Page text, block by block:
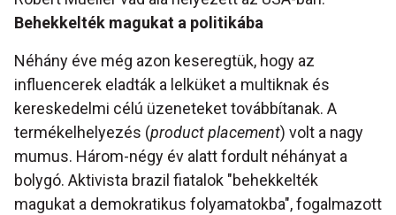
Behekkelték magukat a politikába
Néhány éve még azon keseregtük, hogy az
influencerek eladták a lelküket a multiknak és
kereskedelmi célú üzeneteket továbbítanak. A
termékelhelyezés (product placement) volt a nagy
mumus. Három-négy év alatt fordult néhányat a
bolygó. Aktivista brazil fiatalok "behekkelték
magukat a demokratikus folyamatokba", fogalmazott